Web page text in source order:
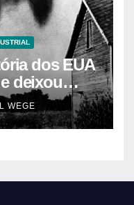
dos EUA
deixou
WEGE